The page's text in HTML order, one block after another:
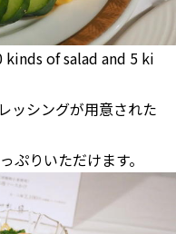
of salad and 5 ki
ッシングが用意された
ぷりいただけます。